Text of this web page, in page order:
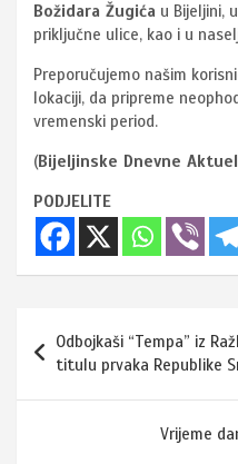
Božidara Žugića u Bijeljini,
priključne ulice, kao i u
Preporučujemo našim
lokaciji, da pripreme
vremenski period.
(Bijeljinske Dnevne
PODJELITE
Navigacija
članaka
Odbojkaši “Tempa” iz
titulu prvaka Republike
Vrijeme